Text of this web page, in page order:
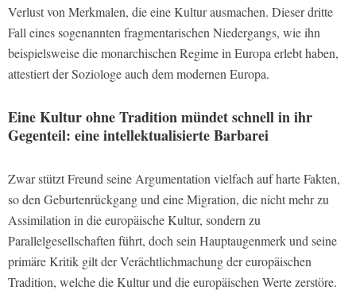
Verlust von Merkmalen, die eine Kultur ausmachen. Dieser dritte
Fall eines sogenannten fragmentarischen Niedergangs, wie ihn
beispielsweise die monarchischen Regime in Europa erlebt haben,
attestiert der Soziologe auch dem modernen Europa.
Eine Kultur ohne Tradition mündet schnell in ihr
Gegenteil: eine intellektualisierte Barbarei
Zwar stützt Freund seine Argumentation vielfach auf harte Fakten,
so den Geburtenrückgang und eine Migration, die nicht mehr zu
Assimilation in die europäische Kultur, sondern zu
Parallelgesellschaften führt, doch sein Hauptaugenmerk und seine
primäre Kritik gilt der Verächtlichmachung der europäischen
Tradition, welche die Kultur und die europäischen Werte zerstöre.